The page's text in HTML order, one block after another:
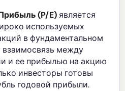
(P/E)является
используемых
в фундаментальном
взаимосвязь между
и ее прибылью на акцию
инвесторы готовы
годовой прибыли.